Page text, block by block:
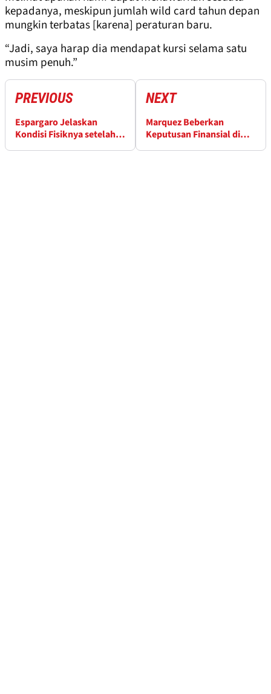
kepadanya, meskipun jumlah wild card tahun depan
mungkin terbatas [karena] peraturan baru.
“Jadi, saya harap dia mendapat kursi selama satu
musim penuh.”
PREVIOUS
Espargaro Jelaskan
Kondisi Fisiknya setelah
NEXT
Marquez Beberkan
Keputusan Finansial di